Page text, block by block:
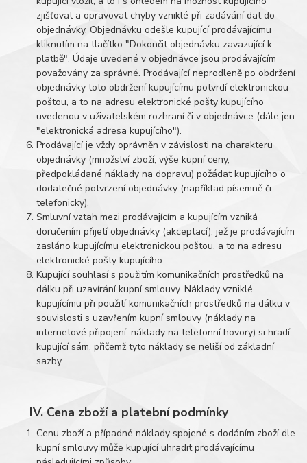
zjišťovat a opravovat chyby vzniklé při zadávání dat do
objednávky. Objednávku odešle kupující prodávajícímu
kliknutím na tlačítko "Dokončit objednávku zavazující k
platbě". Údaje uvedené v objednávce jsou prodávajícím
považovány za správné. Prodávající neprodleně po obdržení
objednávky toto obdržení kupujícímu potvrdí elektronickou
poštou, a to na adresu elektronické pošty kupujícího
uvedenou v uživatelském rozhraní či v objednávce (dále jen
"elektronická adresa kupujícího").
Prodávající je vždy oprávněn v závislosti na charakteru
objednávky (množství zboží, výše kupní ceny,
předpokládané náklady na dopravu) požádat kupujícího o
dodatečné potvrzení objednávky (například písemně či
telefonicky).
Smluvní vztah mezi prodávajícím a kupujícím vzniká
doručením přijetí objednávky (akceptací), jež je prodávajícím
zasláno kupujícímu elektronickou poštou, a to na adresu
elektronické pošty kupujícího.
Kupující souhlasí s použitím komunikačních prostředků na
dálku při uzavírání kupní smlouvy. Náklady vzniklé
kupujícímu při použití komunikačních prostředků na dálku v
souvislosti s uzavřením kupní smlouvy (náklady na
internetové připojení, náklady na telefonní hovory) si hradí
kupující sám, přičemž tyto náklady se neliší od základní
sazby.
IV. Cena zboží a platební podmínky
Cenu zboží a případné náklady spojené s dodáním zboží dle
kupní smlouvy může kupující uhradit prodávajícímu